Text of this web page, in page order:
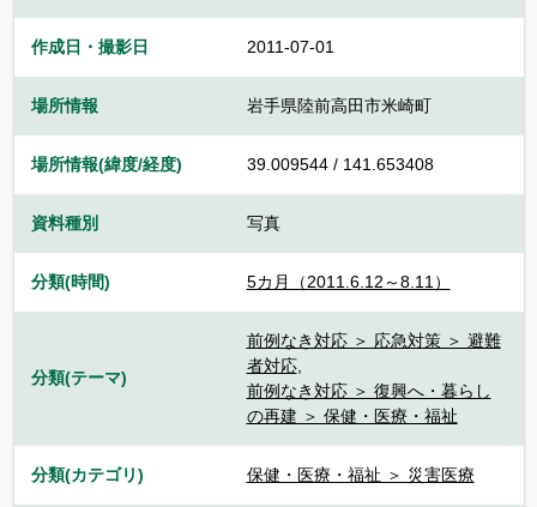
作成日・撮影日 2011-07-01
場所情報 岩手県陸前高田市米崎町
場所情報(緯度/経度) 39.009544 / 141.653408
資料種別 写真
分類(時間) 5カ月（2011.6.12～8.11）
分類(テーマ)
前例なき対応 ＞ 応急対策 ＞ 避難
者対応,
前例なき対応 ＞ 復興へ・暮らし
の再建 ＞ 保健・医療・福祉
分類(カテゴリ) 保健・医療・福祉 ＞ 災害医療